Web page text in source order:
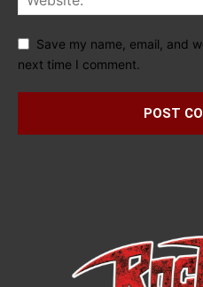
Save my name, email, and
next time I comment.